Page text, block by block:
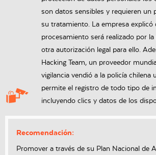
son datos sensibles y requieren un
su tratamiento. La empresa explicó
procesamiento será realizado por
otra autorización legal para ello.
Hacking Team, un proveedor
vigilancia vendió a la policía chilena
permite el registro de todo tipo de
incluyendo clics y datos de los
Recomendación:
Promover a través de su Plan Nacional de